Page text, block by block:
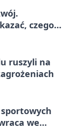
czego
ruszyli na
sportowych
we